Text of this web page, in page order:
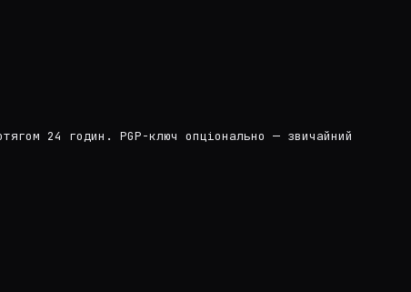
24 годин. PGP-ключ опціонально — звичайний